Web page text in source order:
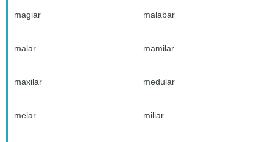
magiar malabar
malar mamilar
maxilar medular
melar miliar